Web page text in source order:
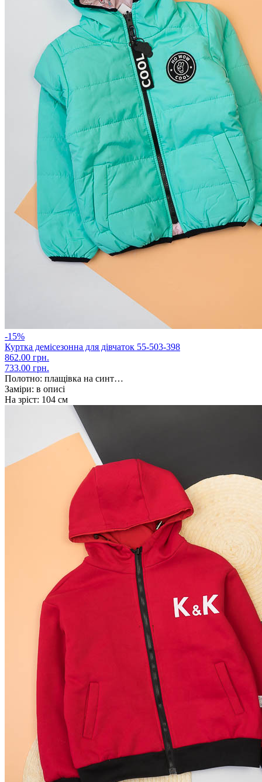
-15%
Куртка демісезонна для дівчаток 55-503-398
862.00 грн.
733.00 грн.
Полотно: плащівка на синт…
Заміри: в описі
На зріст: 104 см